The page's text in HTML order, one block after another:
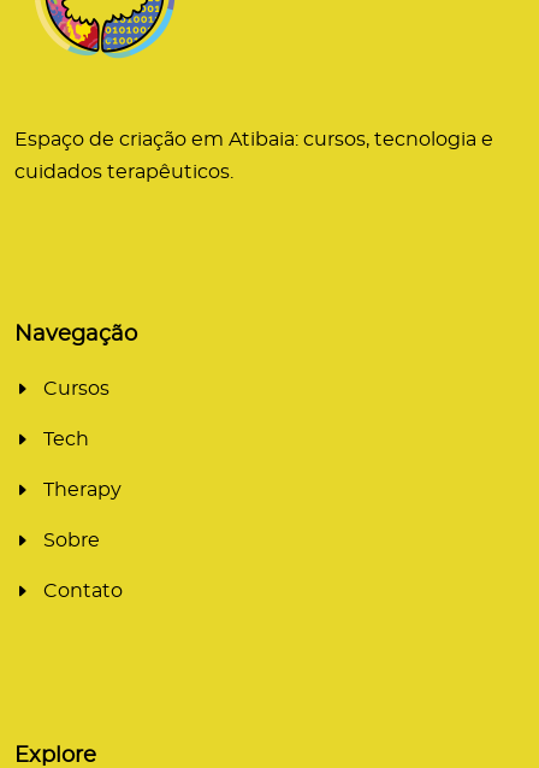
Espaço de criação em Atibaia: cursos, tecnologia e
cuidados terapêuticos.
Navegação
Cursos
Tech
Therapy
Sobre
Contato
Explore